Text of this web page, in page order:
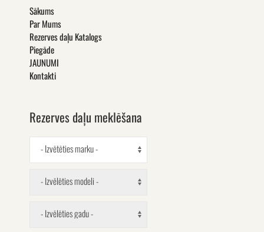
Sākums
Par Mums
Rezerves daļu Katalogs
Piegāde
JAUNUMI
Kontakti
Rezerves daļu meklēšana
- Izvētēties marku -
- Izvēlēties modeli -
- Izvēlēties gadu -